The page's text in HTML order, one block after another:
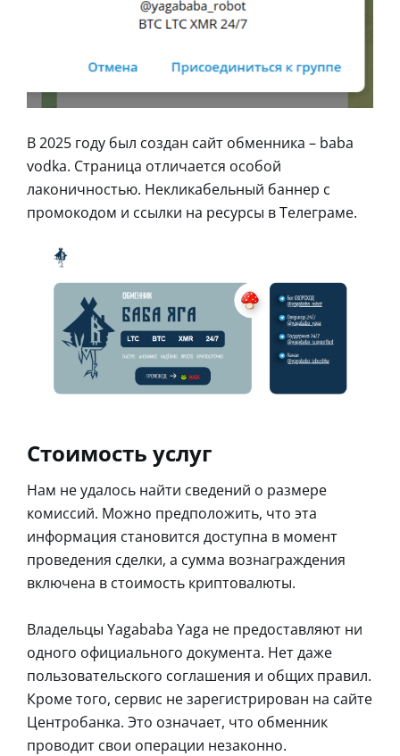
В 2025 году был создан сайт обменника – baba
vodka. Страница отличается особой
лаконичностью. Некликабельный баннер с
промокодом и ссылки на ресурсы в Телеграме.
Стоимость услуг
Нам не удалось найти сведений о размере
комиссий. Можно предположить, что эта
информация становится доступна в момент
проведения сделки, а сумма вознаграждения
включена в стоимость криптовалюты.
Владельцы Yagababa Yaga не предоставляют ни
одного официального документа. Нет даже
пользовательского соглашения и общих правил.
Кроме того, сервис не зарегистрирован на сайте
Центробанка. Это означает, что обменник
проводит свои операции незаконно.